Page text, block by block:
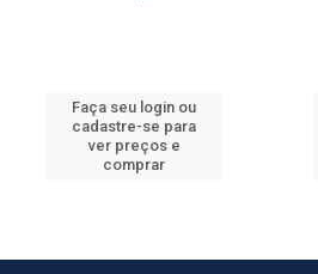
Faça seu login ou
cadastre-se para
ver preços e
comprar